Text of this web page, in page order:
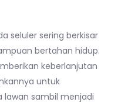
seluler sering berkisar
bertahan hidup.
keberlanjutan
untuk
sambil menjadi